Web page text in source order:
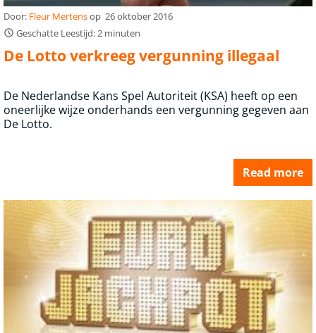
Door: Fleur Mertensop 26 oktober 2016
Geschatte Leestijd: 2 minuten
De Lotto verkreeg vergunning illegaal
De Nederlandse Kans Spel Autoriteit (KSA) heeft op een
oneerlijke wijze onderhands een vergunning gegeven aan
De Lotto.
Read more